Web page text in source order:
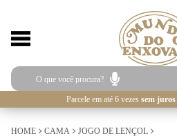
Parcele em até 6 vezes sem juros
HOME CAMA JOGO DE LENÇOL